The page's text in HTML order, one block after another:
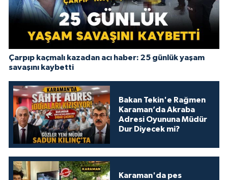
Çarpıp kaçmalı kazadan acı haber: 25 günlük yaşam
savaşını kaybetti
Bakan Tekin'e Rağmen
Karaman’da Akraba
Adresi Oyununa Müdür
Dur Diyecek mi?
Karaman'da pes